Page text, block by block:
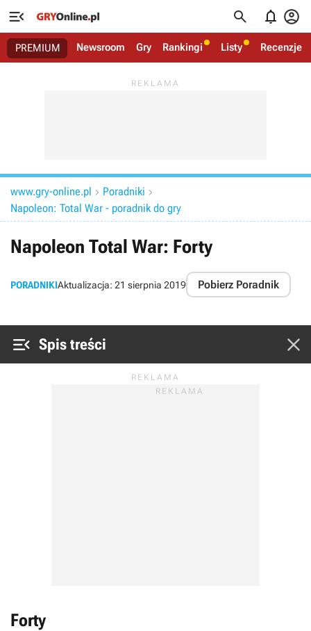
   
PREMIUM Newsroom Gry Rankingi Listy Recenzje
www.gry-online.pl  Poradniki 
Napoleon: Total War - poradnik do gry
Napoleon Total War: Forty
PORADNIKIAktualizacja: 21 sierpnia 2019 Pobierz Poradnik
 Spis treści 
Forty